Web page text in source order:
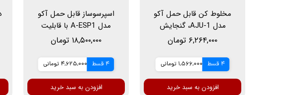
مخلوط کن قابل حمل آکو
مدل AJU-1، گنجایش
450میلی لیتر
۶,۲۶۴,۰۰۰ تومان
4 قسط 1,566,000 تومانی
افزودن به سبد خرید
اسپرسوساز قابل حمل آکو
مدل A-ESP1 با قابلیت
دم‌آوری آب سرد و گرم و
۱۸,۵۰۰,۰۰۰ تومان
4 قسط 4,625,000 تومانی
افزودن به سبد خرید